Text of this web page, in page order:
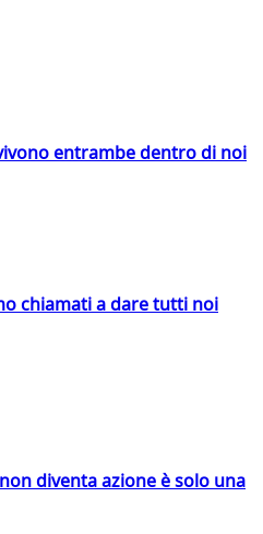
entrambe dentro di noi
chiamati a dare tutti noi
diventa azione è solo una